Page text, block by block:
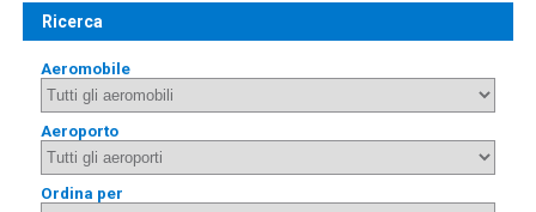
Ricerca
Aeromobile
Aeroporto
Ordina per